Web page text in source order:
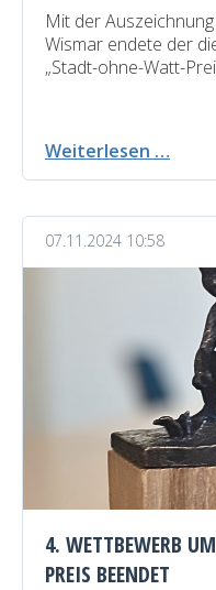
Mit der
Wismar endete der
„Stadt-ohne-Watt-
Weiterlesen …
den
Preis
07.11.2024 10:58
4. WETTBEWERB
PREIS BEENDET